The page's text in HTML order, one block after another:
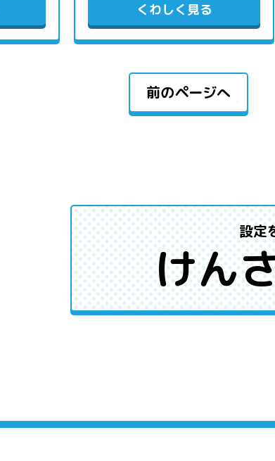
くわしく見る
前のページへ
設定
けん